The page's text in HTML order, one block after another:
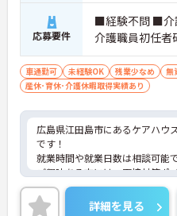
応募要件
■経験不問 ■
介護職員初任
車通勤可 未経験OK 残業少なめ 無
産休･育休･介護休暇取得実績あり
広島県江田島市にあるケアハウ
です！
就業時間や就業日数は相談可能
ご興味ある方には、面接対策ポ
詳細をお話しいたしますのでお
い♪
詳細を見る